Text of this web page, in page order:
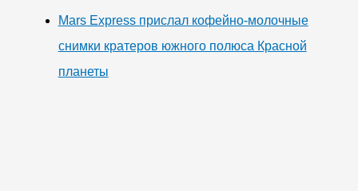
Mars Express прислал кофейно-молочные
снимки кратеров южного полюса Красной
планеты